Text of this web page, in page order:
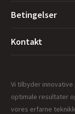
Betingelser
Kontakt
Vi tilbyder
optimale resultater
vores erfarne